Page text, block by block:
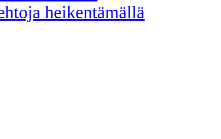
heikentämällä